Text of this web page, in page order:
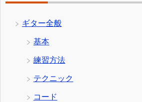
ギター全般
基本
練習方法
テクニック
コード